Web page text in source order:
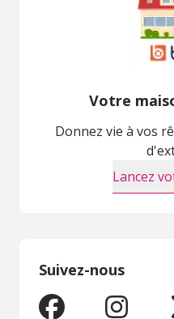
Votre
Donnez vie à vos
Lancez
Suivez-nous